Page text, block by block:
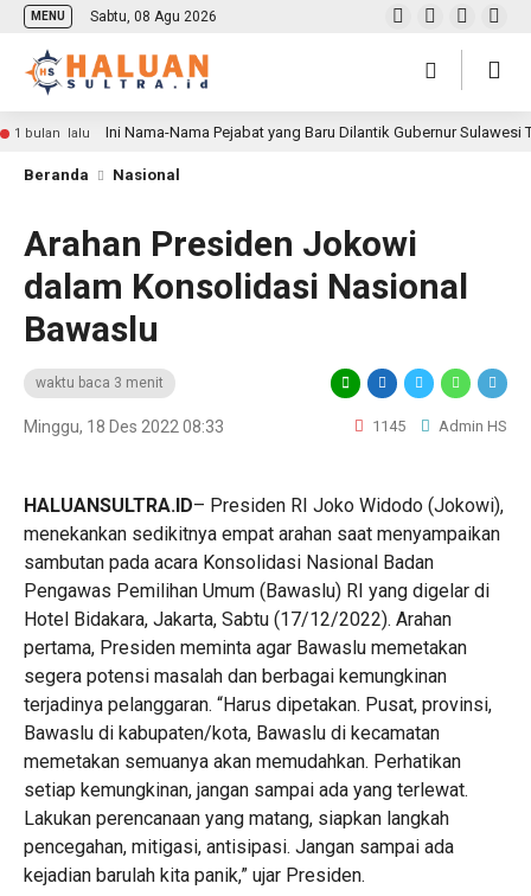
MENU Sabtu, 08 Agu 2026
1 bulan lalu Ini Nama-Nama Pejabat yang Baru Dilantik Gubernur Sulawesi
Beranda Nasional
Arahan Presiden Jokowi
dalam Konsolidasi Nasional
Bawaslu
waktu baca 3 menit
Minggu, 18 Des 2022 08:33 1145 Admin HS
HALUANSULTRA.ID– Presiden RI Joko Widodo (Jokowi),
menekankan sedikitnya empat arahan saat menyampaikan
sambutan pada acara Konsolidasi Nasional Badan
Pengawas Pemilihan Umum (Bawaslu) RI yang digelar di
Hotel Bidakara, Jakarta, Sabtu (17/12/2022). Arahan
pertama, Presiden meminta agar Bawaslu memetakan
segera potensi masalah dan berbagai kemungkinan
terjadinya pelanggaran. “Harus dipetakan. Pusat, provinsi,
Bawaslu di kabupaten/kota, Bawaslu di kecamatan
memetakan semuanya akan memudahkan. Perhatikan
setiap kemungkinan, jangan sampai ada yang terlewat.
Lakukan perencanaan yang matang, siapkan langkah
pencegahan, mitigasi, antisipasi. Jangan sampai ada
kejadian barulah kita panik,” ujar Presiden.